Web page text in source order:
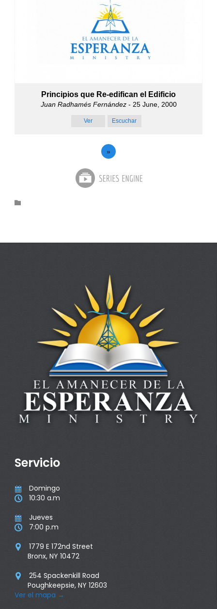
Principios que Re-edifican el Edificio
Juan Radhamés Fernández- 25 June, 2000
Ver Escuchar
»

Servicio
 Domingo
 10:30 a.m
 Jueves
 7:00 p.m

1779 E 172nd Street
Bronx, NY 10472

254 Spackenkill Road
Poughkeepsie, NY 12603
Ver el mapa →